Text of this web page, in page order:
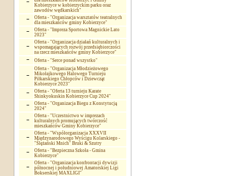
Kobierzyce w kobierzyckim parku oraz
zawodów wędkarskich"
Oferta - "Organizacja warsztatów teatralnych
dla mieszkańców gminy Kobierzyce"
Oferta - "Impreza Sportowa Magnickie Lato
2023"
Oferta - "Organizacja działań kulturalnych i
wspomagających rozwój przedsiębiorczości
na rzecz mieszkańców gminy Kobierzyce"
Oferta - "Serce ponad wszystko"
Oferta - "Organizacja Młodzieżowego
Mikołajkowego Halowego Turnieju
Piłkarskiego Chłopców i Dziewcząt
Kobierzyce 2023"
Oferta - "Oferta 13 turnieju Karate
Shinkyokuskin Kobierzyce Cup 2024"
Oferta - "Organizacja Biegu z Konstytucją
2024"
Oferta - "Uczestnictwo w imprezach
kulturalnych promujących twórczość
mieszkańców Gminy Kobierzyce"
Oferta - "Współorganizacja XXXVII
Międzynarodowego Wyścigu Kolarskiego -
"Ślężański Mnich" Bruki & Szutry
Oferta - "Bezpieczna Szkoła - Gmina
Kobierzyce"
Oferta - "Organizacja konfrontacji dywizji
północnej i południowej Amatorskiej Ligi
Bokserskiej MAXLIGI"